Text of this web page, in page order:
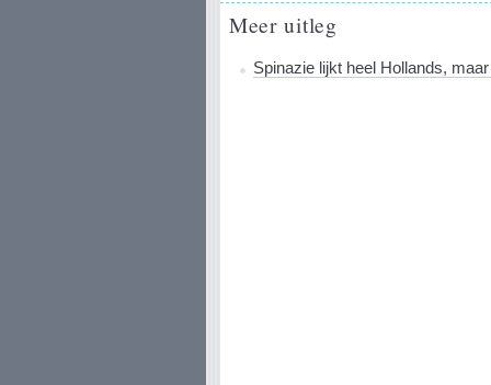
Meer uitleg
Spinazie lijkt heel Hollands,